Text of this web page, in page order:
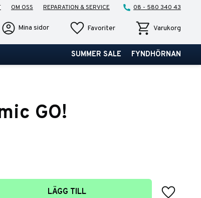
OM OSS REPARATION & SERVICE 08 - 580 340 43
Mina sidor FavoriterFavoriter KundvagnVarukorg
SUMMER SALE FYNDHÖRNAN
GO!
LÄGG TILL
Lägg till